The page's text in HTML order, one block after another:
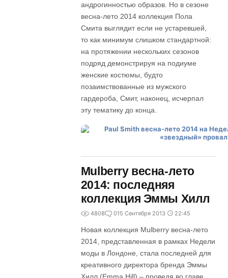
андрогинностью образов. Но в сезоне
весна-лето 2014 коллекция Пола
Смита выглядит если не устаревшей,
то как минимум слишком стандартной:
на протяжении нескольких сезонов
подряд демонстрируя на подиуме
женские костюмы, будто
позаимствованные из мужского
гардероба, Смит, наконец, исчерпал
эту тематику до конца.
Mulberry весна-лето
2014: последняя
коллекция Эммы Хилл
4808 015 Сентября 2013 22:45
Новая коллекция Mulberry весна-лето
2014, представленная в рамках Недели
моды в Лондоне, стала последней для
креативного директора бренда Эммы